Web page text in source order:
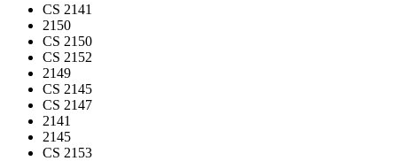
CS 2141
2150
CS 2150
CS 2152
2149
CS 2145
CS 2147
2141
2145
CS 2153